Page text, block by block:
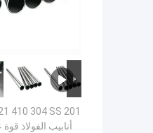
410 304 SS
أنابيب الفولاذ